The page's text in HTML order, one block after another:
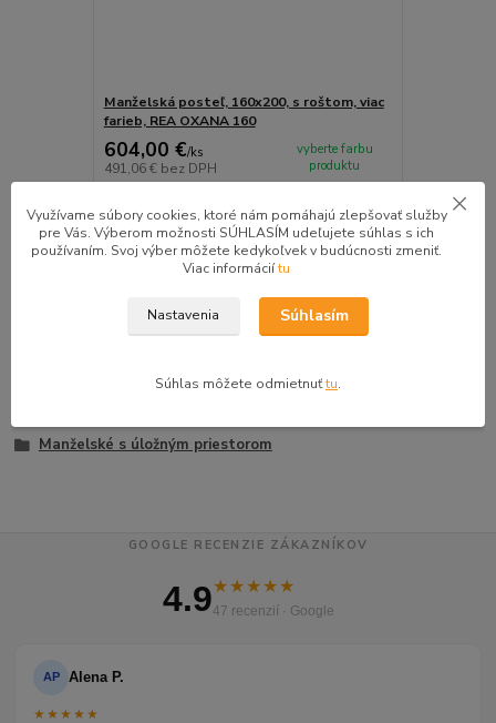
Manželská posteľ, 160x200, s roštom, viac
farieb, REA OXANA 160
604,00 €/ks
491,06 € bez DPH
vyberte farbu
produktu
Tovar zaradený v kategóriách
Manželské s úložným priestorom
GOOGLE RECENZIE ZÁKAZNÍKOV
4.9★★★★★
47 recenzií · Google
AP Alena P.
★★★★★
Využívame súbory cookies, ktoré nám pomáhajú zlepšovať služby
pre Vás. Výberom možnosti SÚHLASÍM udeľujete súhlas s ich
používaním. Svoj výber môžete kedykoľvek v budúcnosti zmeniť.
Viac informáciítu
Nastavenia Súhlasím
Súhlas môžete odmietnuťtu.